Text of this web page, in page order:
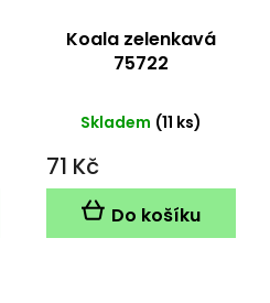
Koala zelenkavá
75722
Skladem (11 ks)
71 Kč
Do košíku